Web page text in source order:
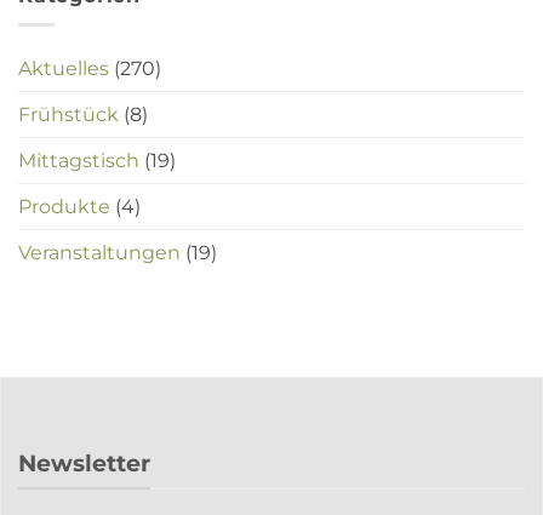
Aktuelles (270)
Frühstück (8)
Mittagstisch (19)
Produkte (4)
Veranstaltungen (19)
Newsletter